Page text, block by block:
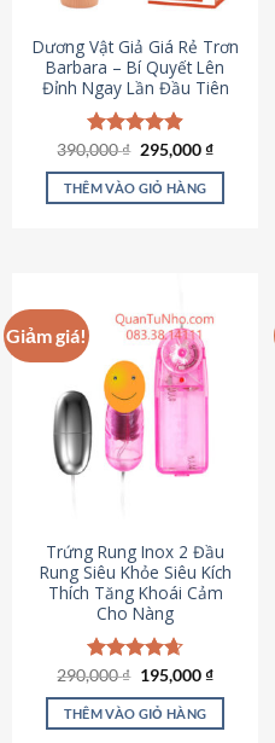
Dương Vật Giả Giá Rẻ Trơn
Barbara – Bí Quyết Lên
Đỉnh Ngay Lần Đầu Tiên
Được xếp
hạng4.90
5 sao
390,000₫ Giá
là:
390,000 ₫.
295,000₫Giá
tại
THÊM VÀO GIỎ HÀNG
Giảm giá!
Trứng Rung Inox 2 Đầu
Rung Siêu Khỏe Siêu Kích
Thích Tăng Khoái Cảm
Cho Nàng
Được xếp
hạng4.64
5 sao
290,000₫ Giá
là:
290,000 ₫.
195,000₫Giá
tại
THÊM VÀO GIỎ HÀNG